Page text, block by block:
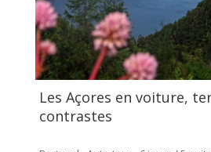
Les Açores en voiture,
contrastes